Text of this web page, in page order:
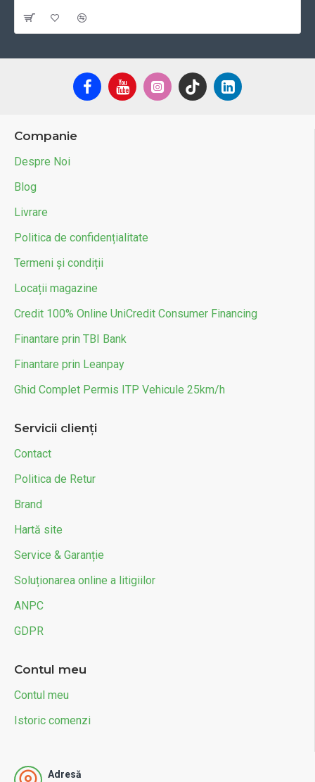
Companie
Despre Noi
Blog
Livrare
Politica de confidențialitate
Termeni și condiții
Locații magazine
Credit 100% Online UniCredit Consumer Financing
Finantare prin TBI Bank
Finantare prin Leanpay
Ghid Complet Permis ITP Vehicule 25km/h
Servicii clienți
Contact
Politica de Retur
Brand
Hartă site
Service & Garanție
Soluționarea online a litigiilor
ANPC
GDPR
Contul meu
Contul meu
Istoric comenzi
Adresă